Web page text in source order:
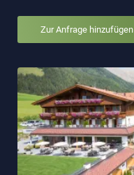
Zur Anfrage hinzufügen